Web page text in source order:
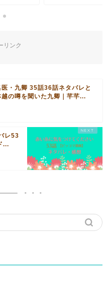
リンク
医・九卿 35話36話ネタバレと
の噂を聞いた九卿｜芊芊...
レ53
...